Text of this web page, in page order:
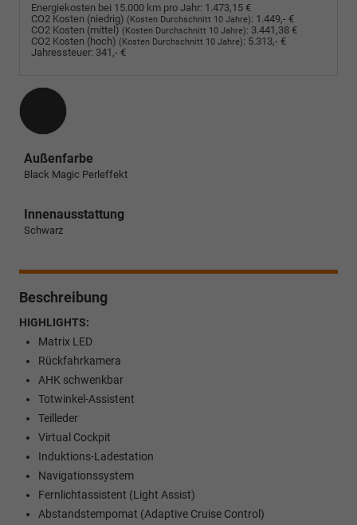
Energiekosten bei 15.000 km pro Jahr: 1.473,15 €
CO2 Kosten (niedrig) (Kosten Durchschnitt 10 Jahre): 1.449,- €
CO2 Kosten (mittel) (Kosten Durchschnitt 10 Jahre): 3.441,38 €
CO2 Kosten (hoch) (Kosten Durchschnitt 10 Jahre): 5.313,- €
Jahressteuer: 341,- €
Außenfarbe
Black Magic Perleffekt
Innenausstattung
Schwarz
Beschreibung
HIGHLIGHTS:
Matrix LED
Rückfahrkamera
AHK schwenkbar
Totwinkel-Assistent
Teilleder
Virtual Cockpit
Induktions-Ladestation
Navigationssystem
Fernlichtassistent (Light Assist)
Abstandstempomat (Adaptive Cruise Control)